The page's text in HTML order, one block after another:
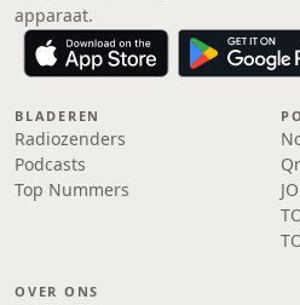
apparaat.
BLADEREN
Radiozenders
Podcasts
Top Nummers
OVER ONS